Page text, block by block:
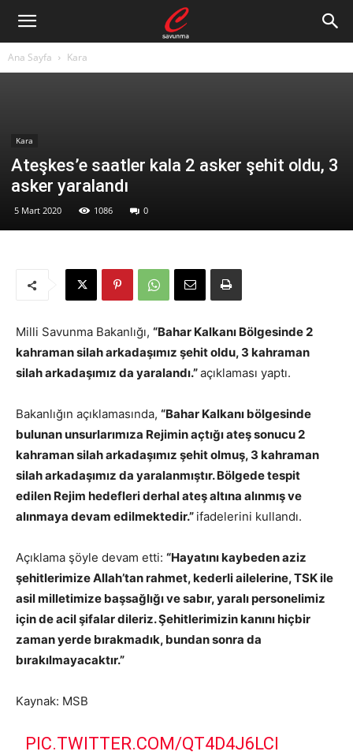
Ana Sayfa Kara
Kara
Ateşkes’e saatler kala 2 asker şehit oldu, 3
asker yaralandı
5 Mart 2020 1086 0
Milli Savunma Bakanlığı, “Bahar Kalkanı Bölgesinde 2
kahraman silah arkadaşımız şehit oldu, 3 kahraman
silah arkadaşımız da yaralandı.”açıklaması yaptı.
Bakanlığın açıklamasında, “Bahar Kalkanı bölgesinde
bulunan unsurlarımıza Rejimin açtığı ateş sonucu 2
kahraman silah arkadaşımız şehit olmuş, 3 kahraman
silah arkadaşımız da yaralanmıştır. Bölgede tespit
edilen Rejim hedefleri derhal ateş altına alınmış ve
alınmaya devam edilmektedir.” ifadelerini kullandı.
Açıklama şöyle devam etti: “Hayatını kaybeden aziz
şehitlerimize Allah’tan rahmet, kederli ailelerine, TSK ile
asil milletimize başsağlığı ve sabır, yaralı personelimiz
için de acil şifalar dileriz. Şehitlerimizin kanını hiçbir
zaman yerde bırakmadık, bundan sonra da
bırakılmayacaktır.”
Kaynak: MSB
PIC.TWITTER.COM/QT4D4J6LCI